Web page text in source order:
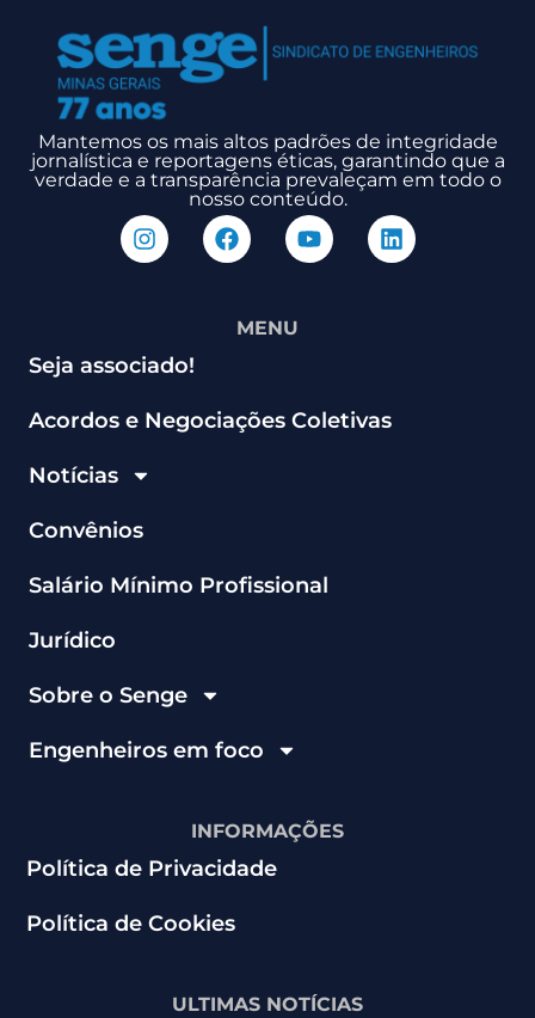
Mantemos os mais altos padrões de integridade
jornalística e reportagens éticas, garantindo que a
verdade e a transparência prevaleçam em todo o
nosso conteúdo.
MENU
Seja associado!
Acordos e Negociações Coletivas
Notícias
Convênios
Salário Mínimo Profissional
Jurídico
Sobre o Senge
Engenheiros em foco
INFORMAÇÕES
Política de Privacidade
Política de Cookies
ULTIMAS NOTÍCIAS